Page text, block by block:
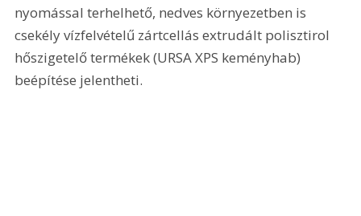
nyomással terhelhető, nedves környezetben is
csekély vízfelvételű zártcellás extrudált polisztirol
hőszigetelő termékek (URSA XPS keményhab)
beépítése jelentheti.